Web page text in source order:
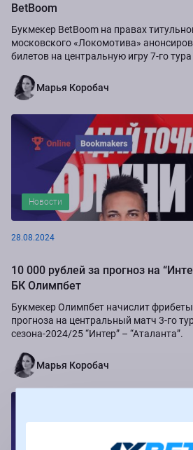
BetBoom
Букмекер BetBoom на правах
московского «Локомотива»
билетов на центральную игру 7-го
Марья Коробач
Новости
28.08.2024
10 000 рублей за прогноз на
БК Олимпбет
Букмекер Олимпбет начислит
прогноза на центральный матч 3-го
сезона-2024/25 “Интер” – “Аталанта”.
Марья Коробач